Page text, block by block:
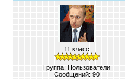
11 класс
Группа: Пользователи
Сообщений: 90